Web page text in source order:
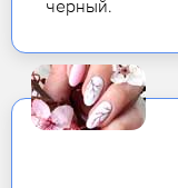
черный.